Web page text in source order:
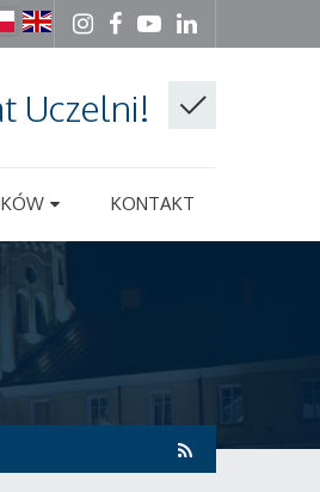
Uczelni!
KONTAKT